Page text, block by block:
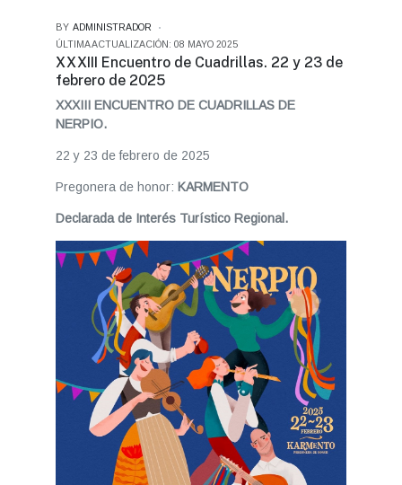
BY ADMINISTRADOR
ÚLTIMA ACTUALIZACIÓN: 08 MAYO 2025
XXXIII Encuentro de Cuadrillas. 22 y 23 de
febrero de 2025
XXXIII ENCUENTRO DE CUADRILLAS DE
NERPIO.
22 y 23 de febrero de 2025
Pregonera de honor: KARMENTO
Declarada de Interés Turístico Regional.